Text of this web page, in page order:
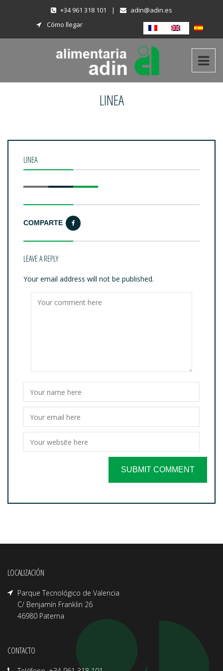
+34 961 318 101 |
adin@adin.es
Cómo llegar
LINEA
LINEA
COMPARTE
LEAVE A REPLY
Your email address will not be published.
LOCALIZACIÓN
Parque Tecnológico de Valencia
C/ Benjamín Franklin 26
46980 Paterna
CONTACTO